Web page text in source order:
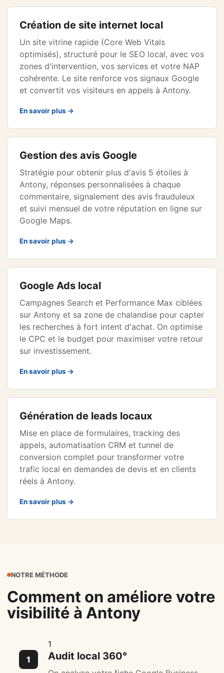
Création de site internet local
Un site vitrine rapide (Core Web Vitals
optimisés), structuré pour le SEO local, avec vos
zones d'intervention, vos services et votre NAP
cohérente. Le site renforce vos signaux Google
et convertit vos visiteurs en appels à Antony.
En savoir plus →
Gestion des avis Google
Stratégie pour obtenir plus d'avis 5 étoiles à
Antony, réponses personnalisées à chaque
commentaire, signalement des avis frauduleux
et suivi mensuel de votre réputation en ligne sur
Google Maps.
En savoir plus →
Google Ads local
Campagnes Search et Performance Max ciblées
sur Antony et sa zone de chalandise pour capter
les recherches à fort intent d'achat. On optimise
le CPC et le budget pour maximiser votre retour
sur investissement.
En savoir plus →
Génération de leads locaux
Mise en place de formulaires, tracking des
appels, automatisation CRM et tunnel de
conversion complet pour transformer votre
trafic local en demandes de devis et en clients
réels à Antony.
En savoir plus →
NOTRE MÉTHODE
Comment on améliore votre
visibilité à Antony
1
Audit local 360°